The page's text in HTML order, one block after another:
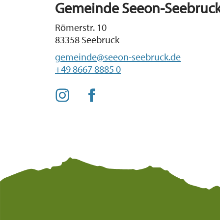
Gemeinde Seeon-
Römerstr. 10
83358 Seebruck
gemeinde@seeon-seebruck.de
+49 8667 8885 0